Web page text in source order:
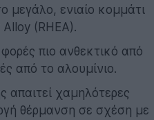
μεγάλο, ενιαίο κομμάτι
(RHEA).
πιο ανθεκτικό από
από το αλουμίνιο.
απαιτεί χαμηλότερες
θέρμανση σε σχέση με